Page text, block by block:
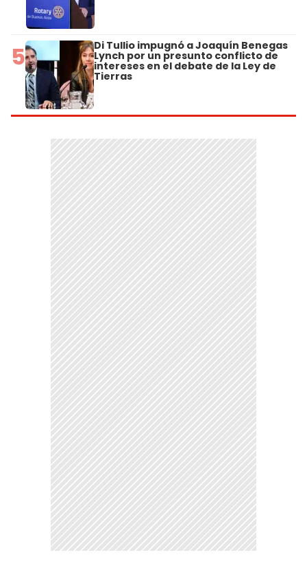
5 Di Tullio impugnó a Joaquín Benegas
Lynch por un presunto conflicto de
intereses en el debate de la Ley de
Tierras